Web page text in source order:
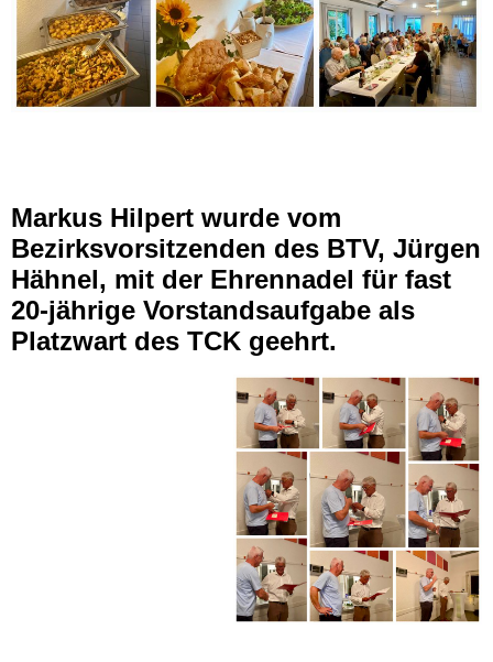
Markus Hilpert wurde vom
Bezirksvorsitzenden des BTV, Jürgen
Hähnel, mit der Ehrennadel für fast
20-jährige Vorstandsaufgabe als
Platzwart des TCK geehrt.